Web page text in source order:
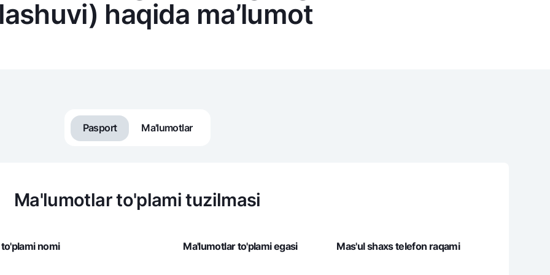
NBU’dan oltin quymalar
Garmin pay
Aloqa markazi
haqida ma’lumot
Pasport Ma'lumotlar
Ma'lumotlar to'plami tuzilmasi
nomi Ma'lumotlar to'plami egasi Mas'ul shaxs telefon raqami